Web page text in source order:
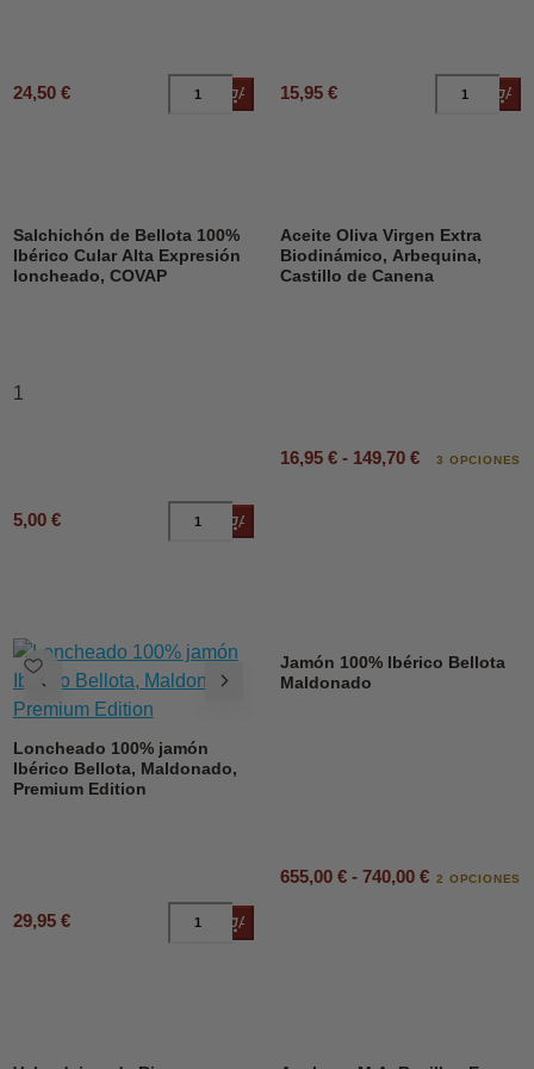
24,50 € Añadir al carrito
15,95 €
Salchichón de Bellota 100%
Ibérico Cular Alta Expresión
loncheado, COVAP
1
5,00 € Añadir al carrito
DESCUENTO
Aceite Oliva Virgen Extra
Biodinámico, Arbequina,
Castillo de Canena
16,95 € - 149,70 € 3 OPCIONES
Loncheado 100% jamón
Ibérico Bellota, Maldonado,
Premium Edition
29,95 € Añadir al carrito
Jamón 100% Ibérico Bellota
Maldonado
655,00 € - 740,00 € 2 OPCIONES